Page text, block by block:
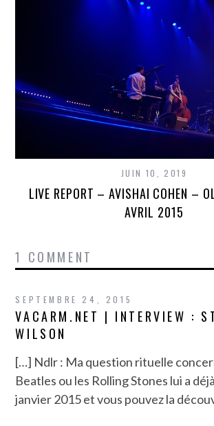
JUIN 10, 2019
LIVE REPORT – AVISHAI COHEN –
AVRIL 2015
1 COMMENT
SEPTEMBRE 24, 2015
VACARM.NET | INTERVIEW :
WILSON
[…] Ndlr : Ma question rituelle
Beatles ou les Rolling Stones lui a
janvier 2015 et vous pouvez la